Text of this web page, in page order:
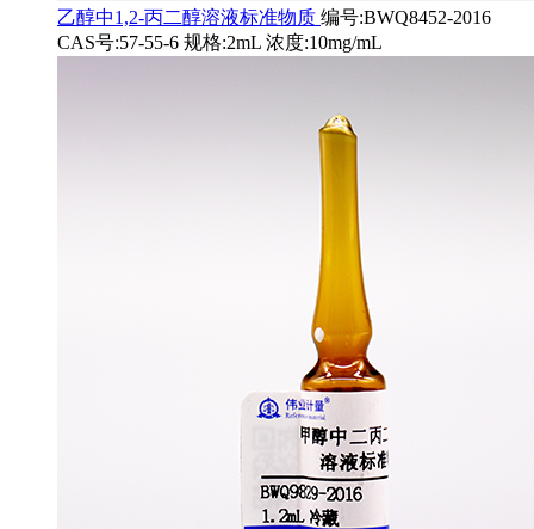
乙醇中1,2-丙二醇溶液标准物质 编号:BWQ8452-2016
CAS号:57-55-6 规格:2mL 浓度:10mg/mL